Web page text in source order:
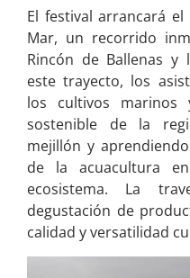
El festival arrancará
Mar, un recorrido
Rincón de Ballenas y
este trayecto, los
los cultivos marinos
sostenible de la
mejillón y
de la acuacultura
ecosistema. La
degustación de
calidad y versatilidad